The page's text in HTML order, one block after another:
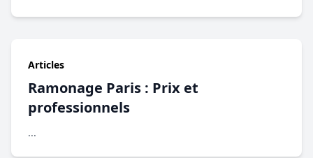
Articles
Ramonage Paris : Prix et
professionnels
...